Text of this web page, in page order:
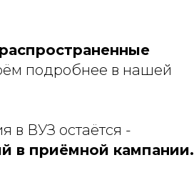
подробнее в нашей
в ВУЗ остаётся -
в приёмной кампании.